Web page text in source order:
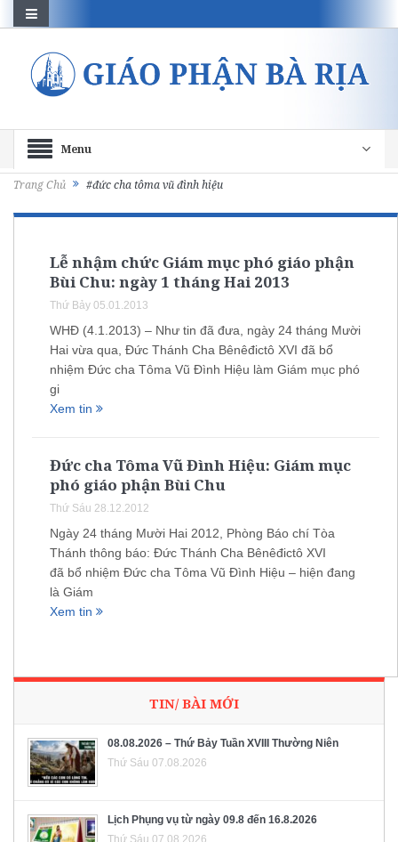
Menu
Trang Chủ #đức cha tôma vũ đình hiệu
Lễ nhậm chức Giám mục phó giáo phận
Bùi Chu: ngày 1 tháng Hai 2013
Thứ Bảy 05.01.2013
WHĐ (4.1.2013) – Như tin đã đưa, ngày 24 tháng Mười
Hai vừa qua, Đức Thánh Cha Bênêđictô XVI đã bổ
nhiệm Đức cha Tôma Vũ Đình Hiệu làm Giám mục phó
gi
Xem tin
Đức cha Tôma Vũ Đình Hiệu: Giám mục
phó giáo phận Bùi Chu
Thứ Sáu 28.12.2012
Ngày 24 tháng Mười Hai 2012, Phòng Báo chí Tòa
Thánh thông báo: Đức Thánh Cha Bênêđictô XVI
đã bổ nhiệm Đức cha Tôma Vũ Đình Hiệu – hiện đang
là Giám
Xem tin
TIN/ BÀI MỚI
08.08.2026 – Thứ Bảy Tuần XVIII Thường Niên
Thứ Sáu 07.08.2026
Lịch Phụng vụ từ ngày 09.8 đến 16.8.2026
Thứ Sáu 07.08.2026